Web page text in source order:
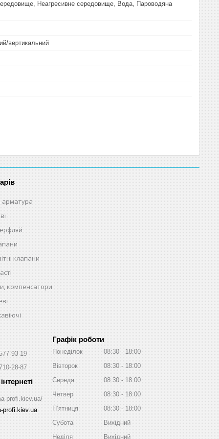
Неагресивне середовище, Вода, Пароводяна
вертикальний
клапани
компенсатори
93-19
28-87
profi.kiev.ua/
profi.kiev.ua
Графік роботи
Понеділок 08:30
18:00
Вівторок
08:30
18:00
Середа
08:30
18:00
Четвер
08:30
18:00
Пʼятниця
08:30
18:00
Субота
Вихідний
Неділя
Вихідний